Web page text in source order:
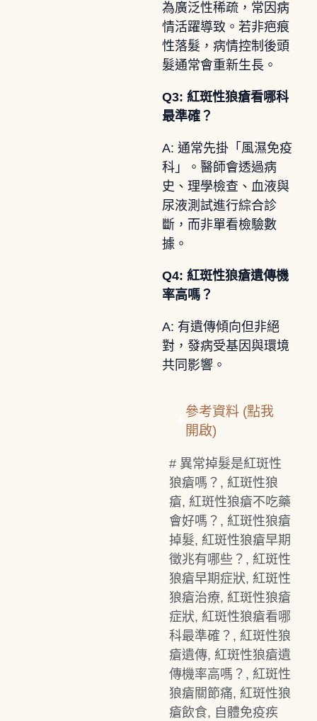
為廣泛性稀疏，常因病
情活躍導致。若非疤痕
性落髮，病情控制後頭
髮通常會重新生長。
Q3: 紅斑性狼瘡看哪科
最準確？
A: 通常先掛「風濕免疫
科」。醫師會透過病
史、理學檢查、血液與
尿液測試進行綜合診
斷，而非單看檢驗數
據。
Q4: 紅斑性狼瘡遺傳機
率高嗎？
A: 有遺傳傾向但非絕
對，發病受基因與環境
共同影響。
參考資料 (點我
開啟)
# 異常掉髮是紅斑性
狼瘡嗎？ , 紅斑性狼
瘡, 紅斑性狼瘡不吃藥
會好嗎？ , 紅斑性狼瘡
掉髮, 紅斑性狼瘡早期
徵兆有哪些？ , 紅斑性
狼瘡早期症狀, 紅斑性
狼瘡治療, 紅斑性狼瘡
症狀, 紅斑性狼瘡看哪
科最準確？ , 紅斑性狼
瘡遺傳, 紅斑性狼瘡遺
傳機率高嗎？ , 紅斑性
狼瘡關節痛, 紅斑性狼
瘡飲食, 自體免疫疾